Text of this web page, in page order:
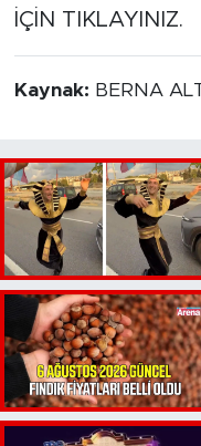
İÇİN TIKLAYINIZ.
Kaynak: BERNA